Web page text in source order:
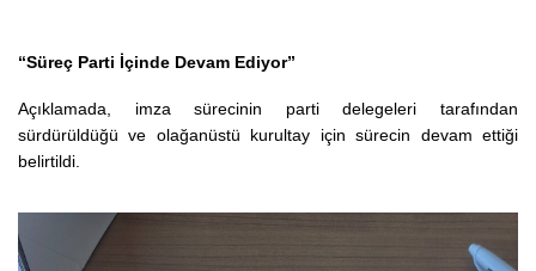
“Süreç Parti İçinde Devam Ediyor”
Açıklamada, imza sürecinin parti delegeleri tarafından
sürdürüldüğü ve olağanüstü kurultay için sürecin devam ettiği
belirtildi.